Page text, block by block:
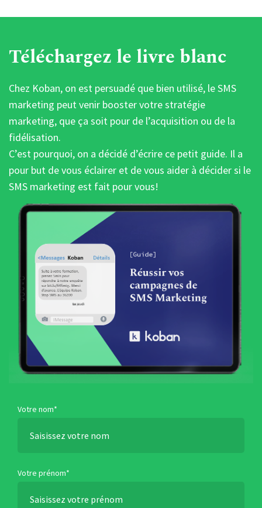
Téléchargez le livre blanc
Chez Koban, on est persuadé que bien utilisé, le SMS
marketing peut venir booster votre stratégie
marketing, que ça soit pour de l’acquisition ou de la
fidélisation.
C’est pourquoi, on a décidé d’écrire ce petit guide. Il a
pour but de vous éclairer et de vous aider à décider si le
SMS marketing est fait pour vous!
Votre nom*
Votre prénom*